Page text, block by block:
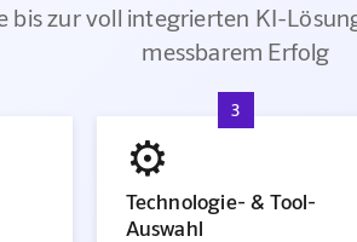
bis zur voll integrierten KI-
messbarem Erfolg
3
⚙️
Technologie- & Tool-
Auswahl